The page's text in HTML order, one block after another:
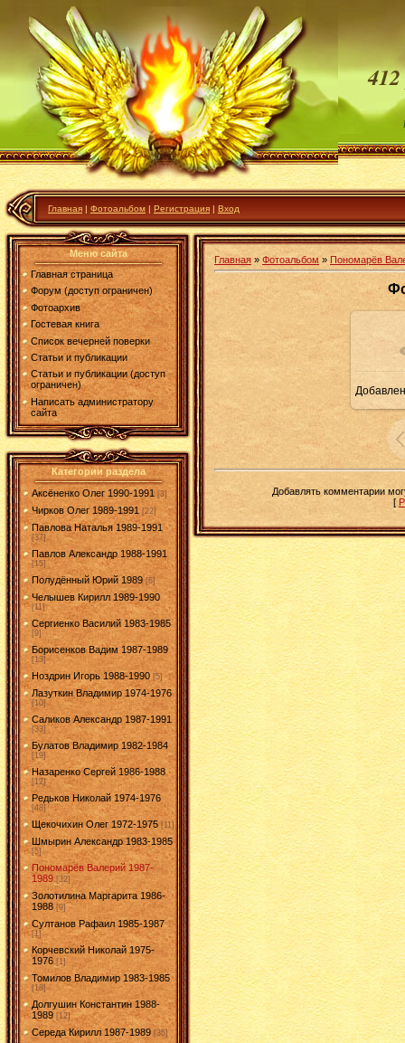
Главная | Фотоальбом | Регистрация | Вход
Меню сайта
Главная страница
Форум (доступ ограничен)
Фотоархив
Гостевая книга
Список вечерней поверки
Статьи и публикации
Статьи и публикации (доступ
ограничен)
Написать администратору
сайта
Категории раздела
Аксёненко Олег 1990-1991 [3]
Чирков Олег 1989-1991 [22]
Павлова Наталья 1989-1991
[37]
Павлов Александр 1988-1991
[15]
Полудённый Юрий 1989 [6]
Челышев Кирилл 1989-1990
[11]
Сергиенко Василий 1983-1985
[9]
Борисенков Вадим 1987-1989
[13]
Ноздрин Игорь 1988-1990 [5]
Лазуткин Владимир 1974-1976
[10]
Саликов Александр 1987-1991
[33]
Булатов Владимир 1982-1984
[19]
Назаренко Сергей 1986-1988
[12]
Редьков Николай 1974-1976
[48]
Щекочихин Олег 1972-1975 [11]
Шмырин Александр 1983-1985
[5]
Пономарёв Валерий 1987-
1989 [32]
Золотилина Маргарита 1986-
1988 [9]
Султанов Рафаил 1985-1987
[1]
Корчевский Николай 1975-
1976 [1]
Томилов Владимир 1983-1985
[18]
Долгушин Константин 1988-
1989 [12]
Середа Кирилл 1987-1989 [35]
Главная » Фотоальбом» Пономарёв
Добавлять комментарии
[